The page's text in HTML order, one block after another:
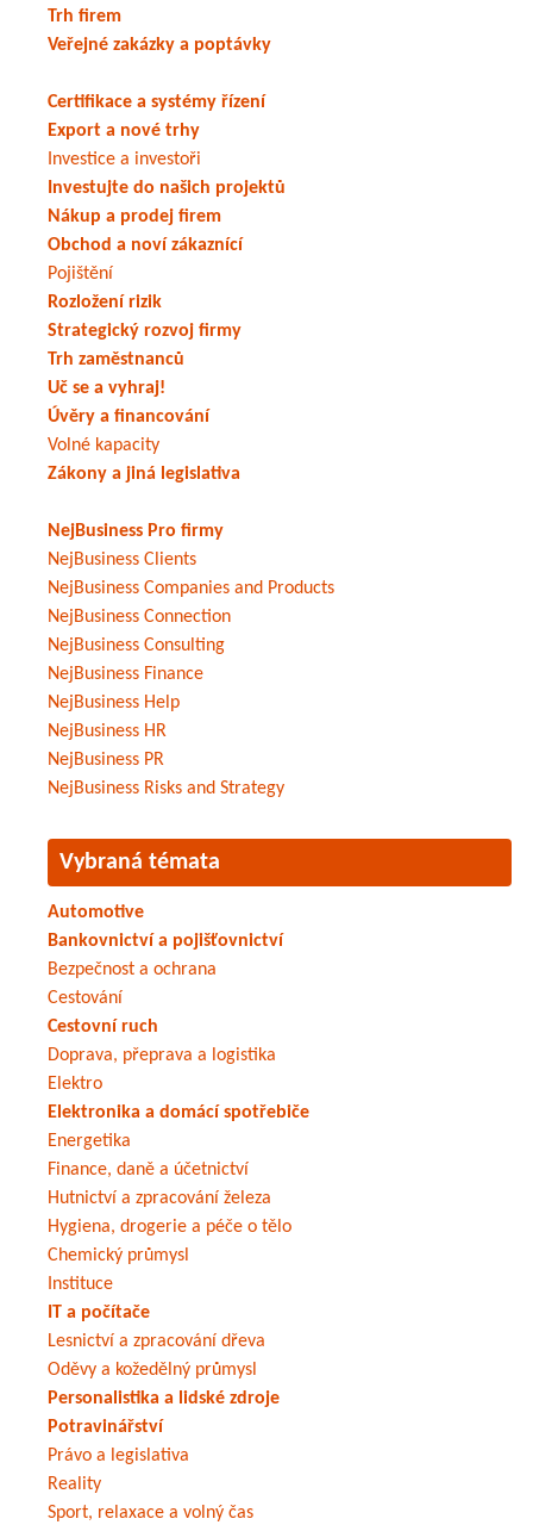
Trh firem
Veřejné zakázky a poptávky
Certifikace a systémy řízení
Export a nové trhy
Investice a investoři
Investujte do našich projektů
Nákup a prodej firem
Obchod a noví zákaznící
Pojištění
Rozložení rizik
Strategický rozvoj firmy
Trh zaměstnanců
Uč se a vyhraj!
Úvěry a financování
Volné kapacity
Zákony a jiná legislativa
NejBusiness Pro firmy
NejBusiness Clients
NejBusiness Companies and Products
NejBusiness Connection
NejBusiness Consulting
NejBusiness Finance
NejBusiness Help
NejBusiness HR
NejBusiness PR
NejBusiness Risks and Strategy
Vybraná témata
Automotive
Bankovnictví a pojišťovnictví
Bezpečnost a ochrana
Cestování
Cestovní ruch
Doprava, přeprava a logistika
Elektro
Elektronika a domácí spotřebiče
Energetika
Finance, daně a účetnictví
Hutnictví a zpracování železa
Hygiena, drogerie a péče o tělo
Chemický průmysl
Instituce
IT a počítače
Lesnictví a zpracování dřeva
Oděvy a kožedělný průmysl
Personalistika a lidské zdroje
Potravinářství
Právo a legislativa
Reality
Sport, relaxace a volný čas